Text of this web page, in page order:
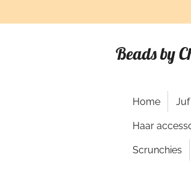
direct
Beads by
Home
Haar
Scrunchies